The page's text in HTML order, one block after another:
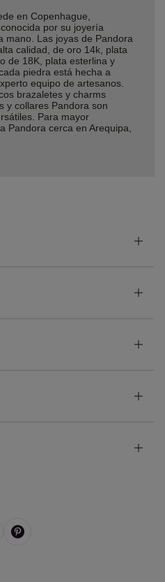
en Copenhague,
por su joyería
mano. Las joyas de Pandora
calidad, de oro 14k, plata
de 18K, plata esterlina y
piedra está hecha a
equipo de artesanos.
brazaletes y charms
y collares Pandora son
Para mayor
Pandora cerca en Arequipa,